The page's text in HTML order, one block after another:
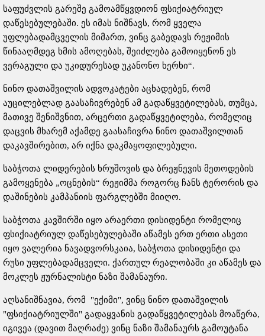
საფუძვლის გარეშე გამოამწყვდიონ ფსიქიატრიულ
დაწესებულებაში. ეს იმას ნიშნავს, რომ ყველა
უფლებადამცველის მიმართ, ვინც გაბედავს რეჟიმის
წინააღმდეგ ხმის ამოღებას, შეიძლება გამოიყენონ ეს
ვერაგული და უკიდურესად უკანონო ხერხი“.
ნინო დათაშვილის ადვოკატები აცხადებენ, რომ
აუცილებლად გაასაჩივრებენ ამ გადაწყვეტილებას, თუმცა,
მათივე შენიშვნით, არცერთი გადაწყვეტილება, რომელიც
დაცვის მხარემ აქამდე გაასაჩივრა ნინო დათაშვილთან
დაკავშირებით, არ იქნა დაკმაყოფილებული.
საბჭოთა ლიდერების ხრუშოვის და ბრეჟნევის მეთოდების
გამოყენება „ოცნების“ რეჟიმმა როგორც ჩანს ტერორის და
დაშინების კამპანიის ფარგლებში მიიღო.
საბჭოთა კავშირში იყო არაერთი დისიდენტი რომელიც
ფსიქიატრიულ დაწესებულებაში აწამეს ერთ ერთი ასეთი
იყო ვალერია ნავადვორსკაია, საბჭოთა დისიდენტი და
რუსი უფლებადამცველი. ქართულ რეალობაში კი აწამეს და
მოკლეს ჟურნალისტი ნაზი შამანაური.
აღსანიშნავია, რომ "ექიმი", ვინც ნინო დათაშვილის
"ფსიქიატრიულში" გადაყვანის გადაწყვეტილებას მოაწერა,
იგივეა (დავით მაღრაძე) ვინც ნაზი შამანაურს გამოუტანა